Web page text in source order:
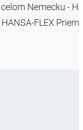
Nemecku -
FLEX